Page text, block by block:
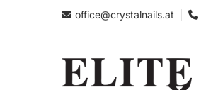
office@crystalnails.at